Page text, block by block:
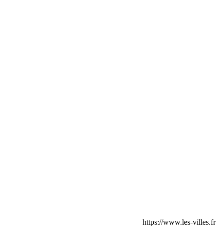
https://www.les-villes.fr